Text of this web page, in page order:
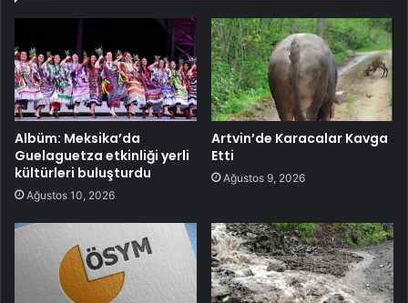
Albüm: Meksika’da
Guelaguetza etkinliği yerli
kültürleri buluşturdu
Ağustos 10, 2026
Artvin’de Karacalar Kavga
Etti
Ağustos 9, 2026